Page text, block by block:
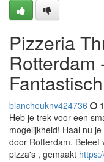
Pizzeria
Rotterdam
blancheuknv424736
Heb je trek voor een
mogelijkheid! Haal nu
door Rotterdam. Beleef
pizza's , gemaakt